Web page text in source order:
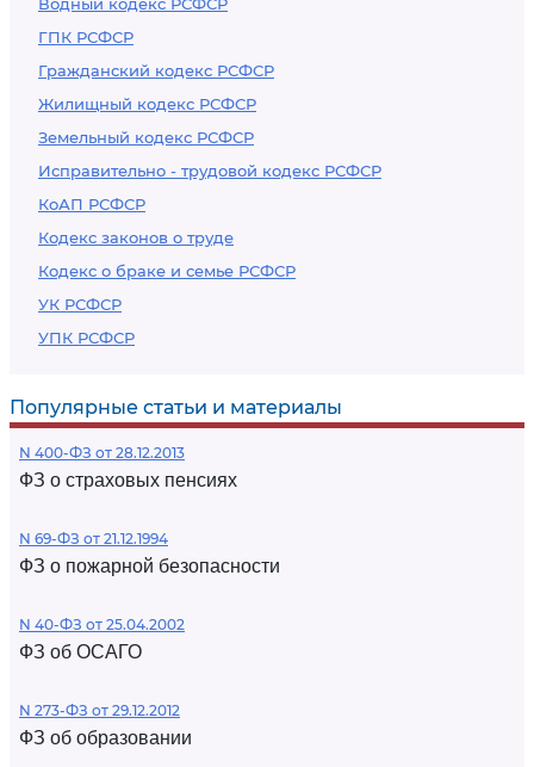
ГПК РСФСР
Гражданский кодекс РСФСР
Жилищный кодекс РСФСР
Земельный кодекс РСФСР
Исправительно - трудовой кодекс РСФСР
КоАП РСФСР
Кодекс законов о труде
Кодекс о браке и семье РСФСР
УК РСФСР
УПК РСФСР
Популярные статьи и материалы
N 400-ФЗ от 28.12.2013
ФЗ о страховых пенсиях
N 69-ФЗ от 21.12.1994
ФЗ о пожарной безопасности
N 40-ФЗ от 25.04.2002
ФЗ об ОСАГО
N 273-ФЗ от 29.12.2012
ФЗ об образовании